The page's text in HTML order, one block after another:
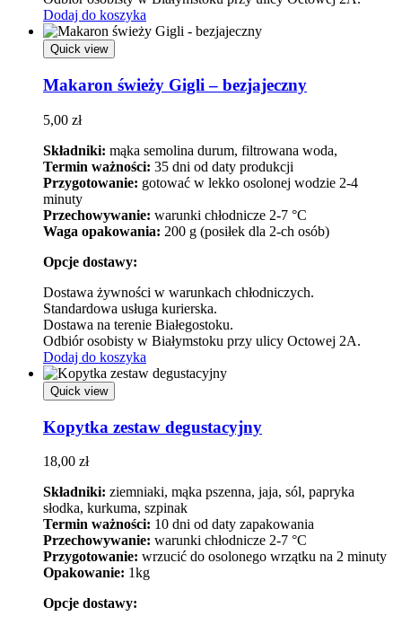
Dodaj do koszyka
Quick view
Makaron świeży Gigli – bezjajeczny
5,00 zł
Składniki: mąka semolina durum, filtrowana woda,
Termin ważności: 35 dni od daty produkcji
Przygotowanie: gotować w lekko osolonej wodzie 2-4
minuty
Przechowywanie: warunki chłodnicze 2-7 °C
Waga opakowania: 200 g (posiłek dla 2-ch osób)
Opcje dostawy:
Dostawa żywności w warunkach chłodniczych.
Standardowa usługa kurierska.
Dostawa na terenie Białegostoku.
Odbiór osobisty w Białymstoku przy ulicy Octowej 2A.
Dodaj do koszyka
Quick view
Kopytka zestaw degustacyjny
18,00 zł
Składniki: ziemniaki, mąka pszenna, jaja, sól, papryka
słodka, kurkuma, szpinak
Termin ważności: 10 dni od daty zapakowania
Przechowywanie: warunki chłodnicze 2-7 °C
Przygotowanie: wrzucić do osolonego wrzątku na 2 minuty
Opakowanie: 1kg
Opcje dostawy: